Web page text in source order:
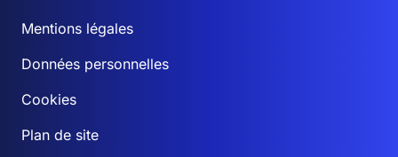
Mentions légales
Données personnelles
Cookies
Plan de site